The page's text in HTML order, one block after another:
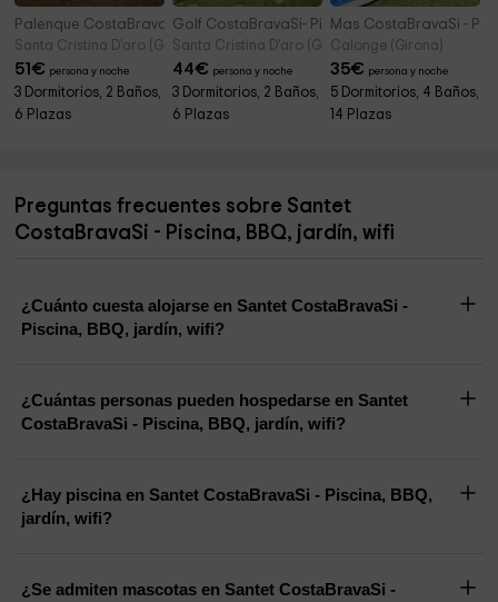
Palenque CostaBravaSi - Piscina, BBQ, jardín, golf
Santa Cristina D'aro (Girona)
51€ persona y noche
3 Dormitorios, 2 Baños,
6 Plazas
Golf CostaBravaSi- Piscina, jardín, barbacoa,
Santa Cristina D'aro (Girona)
44€ persona y noche
3 Dormitorios, 2 Baños,
6 Plazas
Mas CostaBravaSi -
Calonge (Girona)
35€ persona y noche
5 Dormitorios, 4 Baños,
14 Plazas
Preguntas frecuentes sobre Santet
CostaBravaSi - Piscina, BBQ, jardín, wifi
¿Cuánto cuesta alojarse en Santet CostaBravaSi -
Piscina, BBQ, jardín, wifi?
¿Cuántas personas pueden hospedarse en Santet
CostaBravaSi - Piscina, BBQ, jardín, wifi?
¿Hay piscina en Santet CostaBravaSi - Piscina, BBQ,
jardín, wifi?
¿Se admiten mascotas en Santet CostaBravaSi -